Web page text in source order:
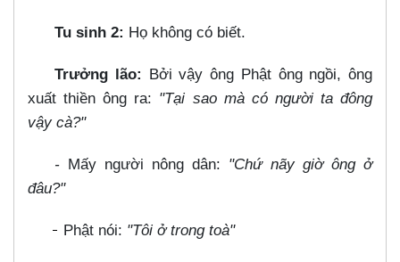
Tu sinh 2: Họ không có biết.
Trưởng lão: Bởi vậy ông Phật ông ngồi, ông
xuất thiền ông ra: "Tại sao mà có người ta đông
vậy cà?"
- Mấy người nông dân: "Chứ nãy giờ ông ở
đâu?"
Phật nói: "Tôi ở trong toà"